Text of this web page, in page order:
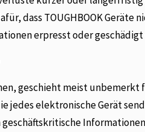
dass TOUGHBOOK
erpresst oder geschädigt
geschieht meist
jedes elektronische Gerät